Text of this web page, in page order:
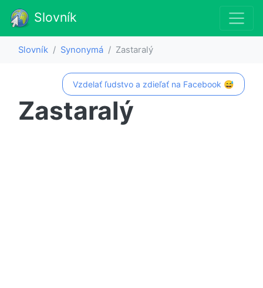
Slovník
Slovník Synonymá Zastaralý
Vzdelať ľudstvo a zdieľať na Facebook 😅
Zastaralý